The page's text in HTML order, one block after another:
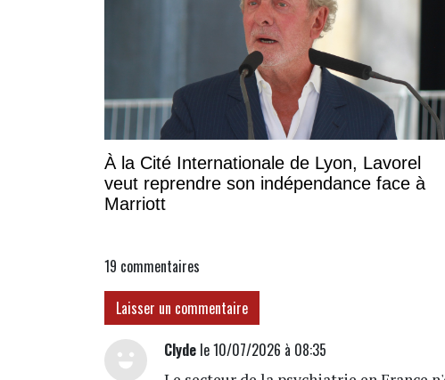
À la Cité Internationale de Lyon, Lavorel
veut reprendre son indépendance face à
Marriott
19 commentaires
Laisser un commentaire
Clyde le 10/07/2026 à 08:35